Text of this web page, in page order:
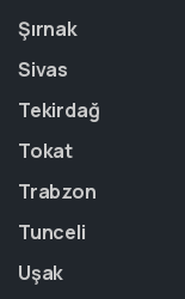
Şırnak
Sivas
Tekirdağ
Tokat
Trabzon
Tunceli
Uşak